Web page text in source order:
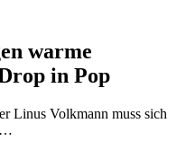
warme
in Pop
Linus Volkmann muss sich